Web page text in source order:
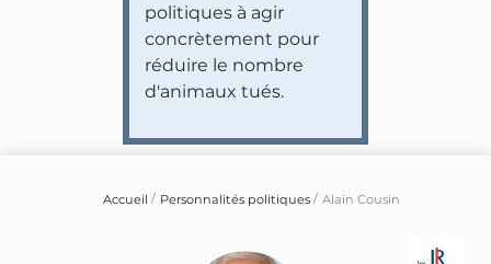
politiques à agir
concrètement pour
réduire le nombre
d'animaux tués.
Accueil Personnalités politiques Alain Cousin